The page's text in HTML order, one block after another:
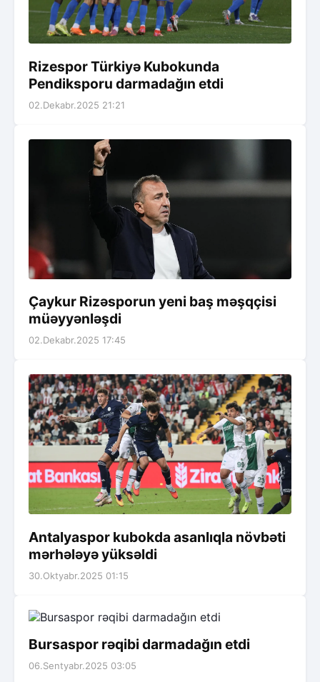
Rizespor Türkiyə Kubokunda
Pendiksporu darmadağın etdi
02.Dekabr.2025 21:21
Çaykur Rizəsporun yeni baş məşqçisi
müəyyənləşdi
02.Dekabr.2025 17:45
Antalyaspor kubokda asanlıqla növbəti
mərhələyə yüksəldi
30.Oktyabr.2025 01:15
Bursaspor rəqibi darmadağın etdi
06.Sentyabr.2025 03:05